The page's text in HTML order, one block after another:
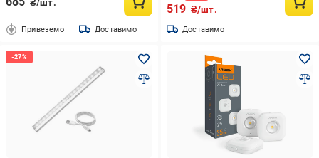
₴/шт.
Привеземо Доставимо
519 ₴/шт.
Доставимо